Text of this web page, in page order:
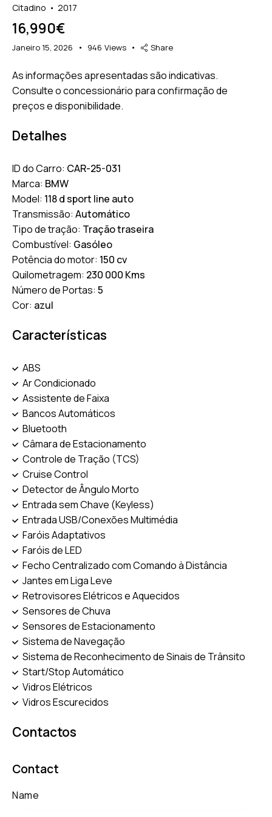
Controle de Tração
(TCS) (41)
Detector de Ângulo
Morto (27)
(Keyless) (35)
Multimédia (41)
Estofos Mistos (13)
Faróis Adaptativos (36)
Faróis de LED (31)
Sensores de Chuva (39)
Sistema de Navegação
(40)
Sinais de Trânsito (25)
Sistema de Som Premium
(20)
Start/Stop Automático
(31)
Suspensão Ajustável (3)
Teto Panorâmico (11)
Citadino 2017
16,990€
Janeiro 15, 2026 946 Views Share
As informações apresentadas são indicativas.
Consulte o concessionário para confirmação de
preços e disponibilidade.
Detalhes
ID do Carro: CAR-25-031
Marca: BMW
Model: 118 d sport line auto
Transmissão: Automático
Tipo de tração: Tração traseira
Combustível: Gasóleo
Potência do motor: 150 cv
Quilometragem: 230 000 Kms
Número de Portas: 5
Cor: azul
Características
ABS
Ar Condicionado
Assistente de Faixa
Bancos Automáticos
Bluetooth
Câmara de Estacionamento
Controle de Tração (TCS)
Cruise Control
Detector de Ângulo Morto
Entrada sem Chave (Keyless)
Entrada USB/Conexões Multimédia
Faróis Adaptativos
Faróis de LED
Fecho Centralizado com Comando à Distância
Jantes em Liga Leve
Retrovisores Elétricos e Aquecidos
Sensores de Chuva
Sensores de Estacionamento
Sistema de Navegação
Sistema de Reconhecimento de Sinais de Trânsito
Start/Stop Automático
Vidros Elétricos
Vidros Escurecidos
Contactos
Contact